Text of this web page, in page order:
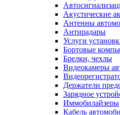
Акустические
Антенны
Антирадары
Услуги
Бортовые
Брелки, чехлы
Видеокамеры
Держатели
Зарядное
Иммобилайзеры
Кабель